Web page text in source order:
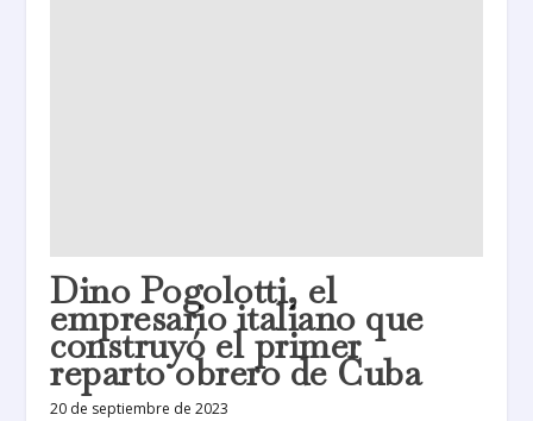
Dino Pogolotti, el
empresario italiano que
construyó el primer
reparto obrero de Cuba
20 de septiembre de 2023